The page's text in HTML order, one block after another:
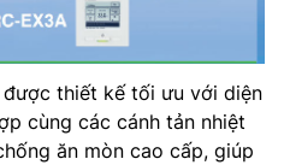
thiết kế tối ưu với diện
cùng các cánh tản nhiệt
ăn mòn cao cấp, giúp